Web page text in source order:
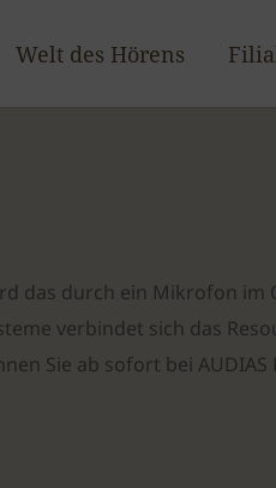
Welt des Hörens
das durch ein Mikrofon im
verbindet sich das
Sie ab sofort bei AUDIAS